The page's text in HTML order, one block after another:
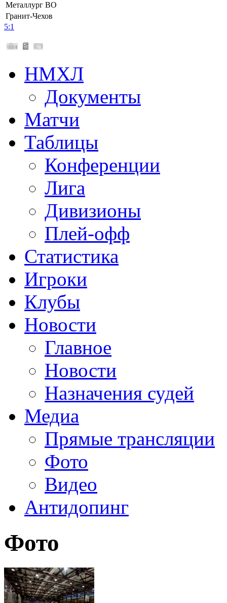
Металлург ВО
Гранит-Чехов
5:1
НМХЛ
Документы
Матчи
Таблицы
Конференции
Лига
Дивизионы
Плей-офф
Статистика
Игроки
Клубы
Новости
Главное
Новости
Назначения судей
Медиа
Прямые трансляции
Фото
Видео
Антидопинг
Фото